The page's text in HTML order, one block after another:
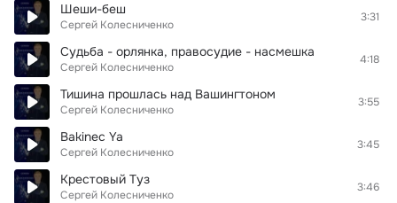
Шеши-беш
Сергей Колесниченко
3:31
Судьба - орлянка, правосудие - насмешка
Сергей Колесниченко
4:18
Тишина прошлась над Вашингтоном
Сергей Колесниченко
3:55
Bakinec Ya
Сергей Колесниченко
3:45
Крестовый Туз
Сергей Колесниченко
3:46